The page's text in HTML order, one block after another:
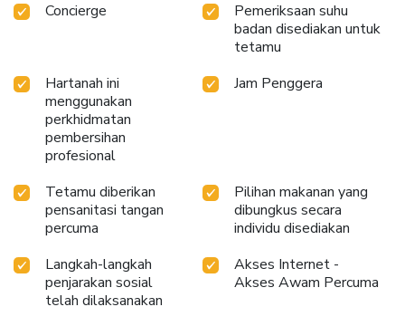
Concierge
Pemeriksaan suhu
badan disediakan untuk
tetamu
Hartanah ini
menggunakan
perkhidmatan
pembersihan
profesional
Jam Penggera
Tetamu diberikan
pensanitasi tangan
percuma
Pilihan makanan yang
dibungkus secara
individu disediakan
Langkah-langkah
penjarakan sosial
telah dilaksanakan
Akses Internet -
Akses Awam Percuma